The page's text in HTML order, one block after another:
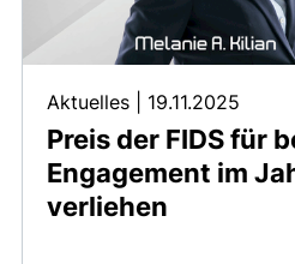
Preis der FIDS für
Engagement im
verliehen
Aktuelles 19.11.2025